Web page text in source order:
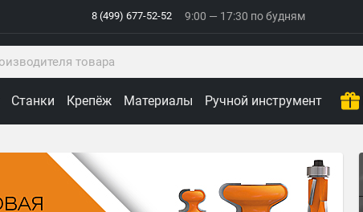
8 (499) 677-52-52 9:00 — 17:30 по будням
Станки Крепёж Материалы Ручной инструмент